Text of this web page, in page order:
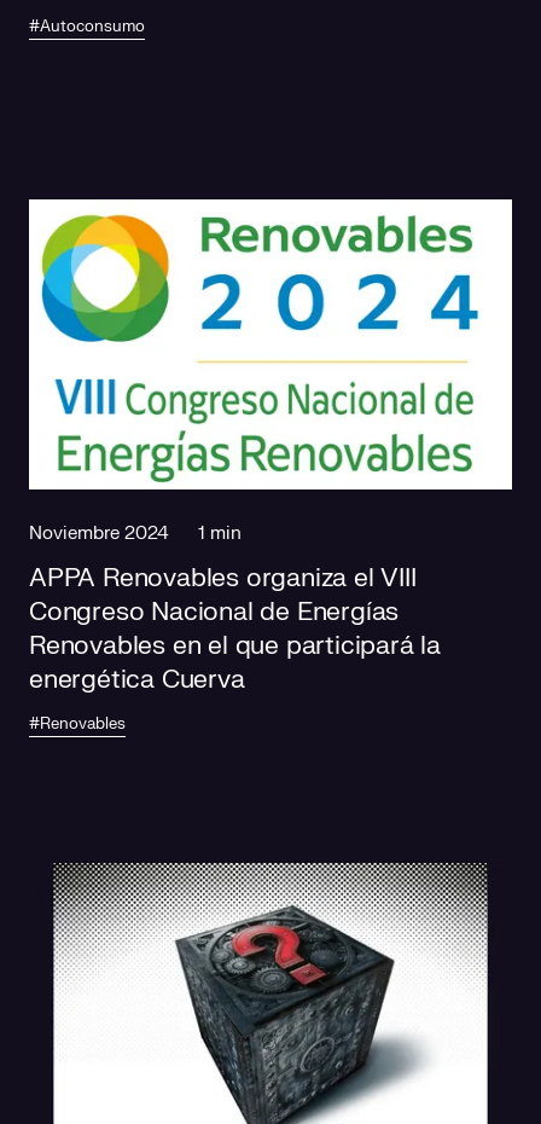
#Autoconsumo
Noviembre 2024 1 min
APPA Renovables organiza el VIII
Congreso Nacional de Energías
Renovables en el que participará la
energética Cuerva
#Renovables